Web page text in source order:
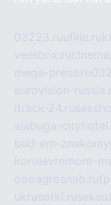
03223.ruufille.ru
veetbox.ru
mega-press.ru
eurovision-
itrack-24.ru
alabuga-
bud-em-
korolevremont-
oooagrosnab.ru
ukrasotki.ru